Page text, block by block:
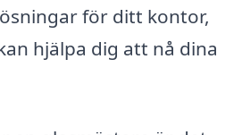
för ditt kontor,
hjälpa dig att nå dina